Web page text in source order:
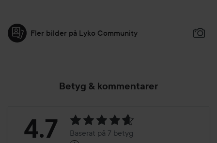
Fler bilder på Lyko Community
Betyg & kommentarer
Betyg:
4.7 Baserat på 7 betyg